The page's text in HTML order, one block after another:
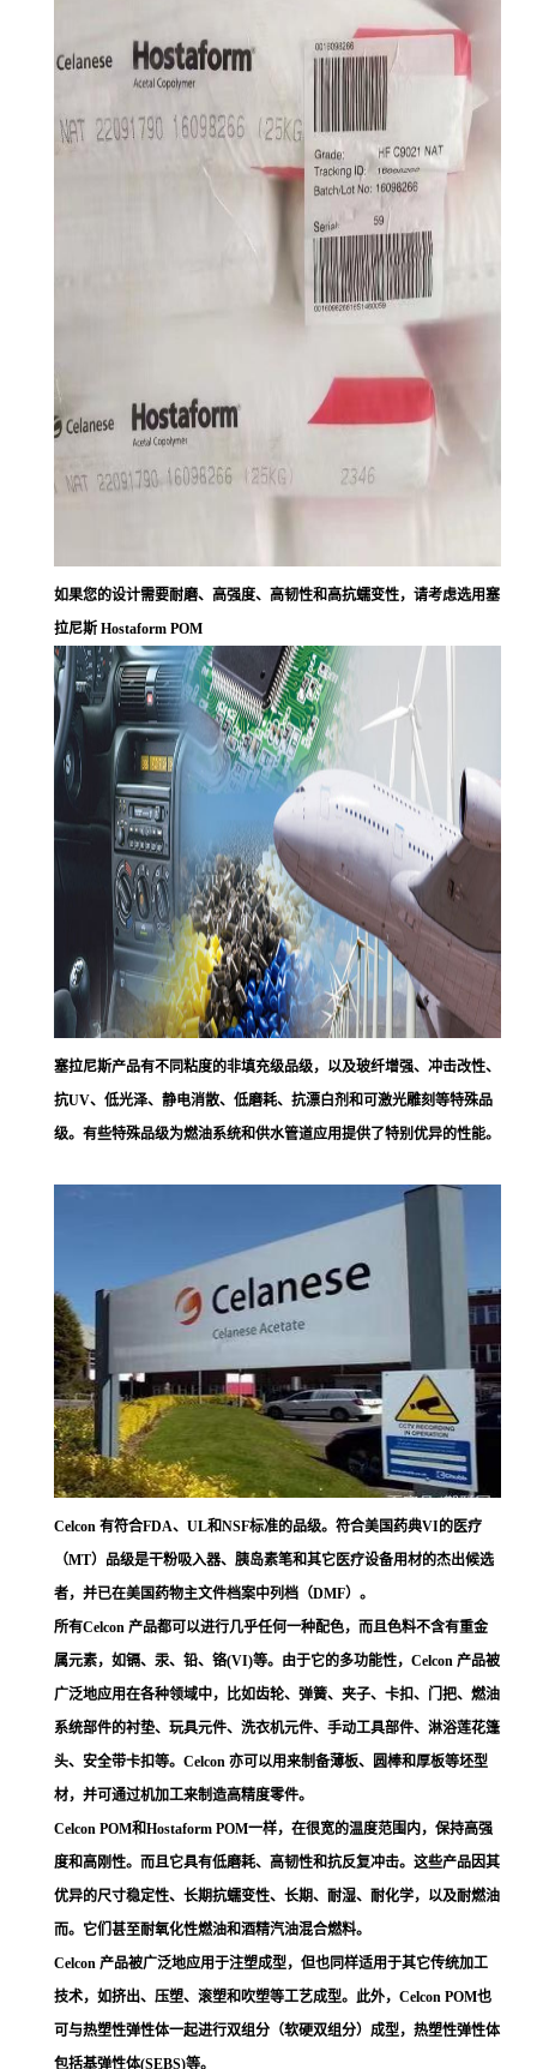
如果您的设计需要耐磨、高强度、高韧性和高抗蠕变性，请考虑选用塞
拉尼斯 Hostaform POM
塞拉尼斯产品有不同粘度的非填充级品级，以及玻纤增强、冲击改性、
抗UV、低光泽、静电消散、低磨耗、抗漂白剂和可激光雕刻等特殊品
级。有些特殊品级为燃油系统和供水管道应用提供了特别优异的性能。
Celcon 有符合FDA、UL和NSF标准的品级。符合美国药典VI的医疗
（MT）品级是干粉吸入器、胰岛素笔和其它医疗设备用材的杰出候选
者，并已在美国药物主文件档案中列档（DMF）。
所有Celcon 产品都可以进行几乎任何一种配色，而且色料不含有重金
属元素，如镉、汞、铅、铬(VI)等。由于它的多功能性，Celcon 产品被
广泛地应用在各种领域中，比如齿轮、弹簧、夹子、卡扣、门把、燃油
系统部件的衬垫、玩具元件、洗衣机元件、手动工具部件、淋浴莲花篷
头、安全带卡扣等。Celcon 亦可以用来制备薄板、圆棒和厚板等坯型
材，并可通过机加工来制造高精度零件。
Celcon POM和Hostaform POM一样，在很宽的温度范围内，保持高强
度和高刚性。而且它具有低磨耗、高韧性和抗反复冲击。这些产品因其
优异的尺寸稳定性、长期抗蠕变性、长期、耐湿、耐化学，以及耐燃油
而。它们甚至耐氧化性燃油和酒精汽油混合燃料。
Celcon 产品被广泛地应用于注塑成型，但也同样适用于其它传统加工
技术，如挤出、压塑、滚塑和吹塑等工艺成型。此外，Celcon POM也
可与热塑性弹性体一起进行双组分（软硬双组分）成型，热塑性弹性体
包括基弹性体(SEBS)等。